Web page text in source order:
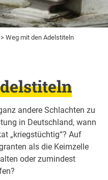
> Weg mit den Adelstiteln
andere Schlachten zu
in Deutschland, wann
„kriegstüchtig“? Auf
als die Keimzelle
oder zumindest